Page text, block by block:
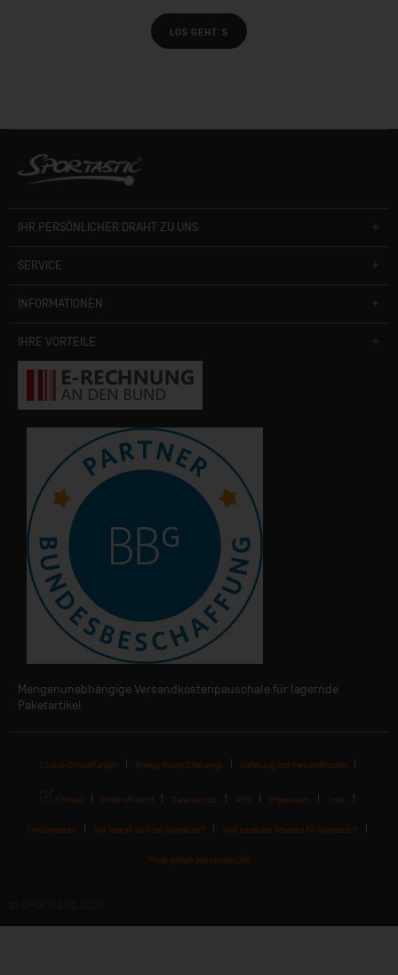
LOS GEHT´S
IHR PERSÖNLICHER DRAHT ZU UNS
SERVICE
INFORMATIONEN
IHRE VORTEILE
Mengenunabhängige Versandkostenpauschale für lagernde
Paketartikel
Cookie-Einstellungen Energy Boost Challenge Lieferung und Versandkosten
Kontakt Widerrufsrecht Datenschutz AGB Impressum Jobs
I'm Sportastic Wie lebt es sich bei Sportastic? Was bedeutet Arbeiten für Sportastic?
Finde deinen passenden Job